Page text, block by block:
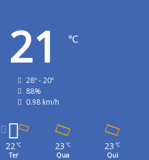
21 ℃
28º - 20º
88%
0.98 km/h
22℃
Ter
23 ℃
Qua
23 ℃
Qui